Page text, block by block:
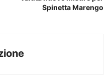
Spinetta Marengo